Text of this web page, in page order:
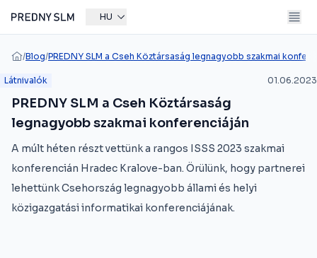
HU
/Blog/PREDNY SLM a Cseh Köztársaság legnagyobb szakmai
Látnivalók 01.06.2023
PREDNY SLM a Cseh Köztársaság
legnagyobb szakmai konferenciáján
A múlt héten részt vettünk a rangos ISSS 2023 szakmai
konferencián Hradec Kralove-ban. Örülünk, hogy partnerei
lehettünk Csehország legnagyobb állami és helyi
közigazgatási informatikai konferenciájának.